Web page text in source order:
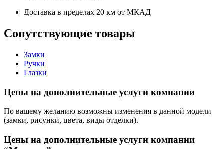
Доставка в пределах 20 км от МКАД
Сопутствующие товары
Замки
Ручки
Глазки
Цены на дополнительные услуги компании
По вашему желанию возможны изменения в данной модели
(замки, рисунки, цвета, виды отделки).
Цены на дополнительные услуги компании